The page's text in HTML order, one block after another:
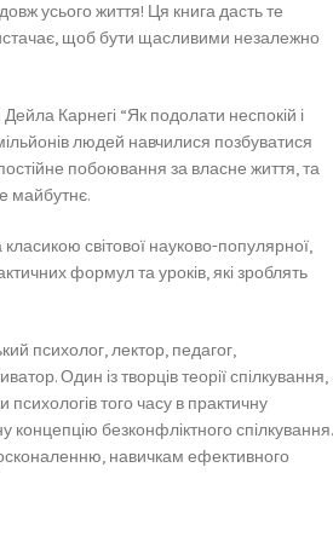
усього життя! Ця книга дасть те
щоб бути щасливими незалежно
Карнегі “Як подолати неспокій і
людей навчилися позбуватися
побоювання за власне життя, та
майбутнє.
класикою світової науково-популярної,
формул та уроків, які зроблять
психолог, лектор, педагог,
Один із творців теорії спілкування,
психологів того часу в практичну
концепцію безконфліктного спілкування.
навичкам ефективного